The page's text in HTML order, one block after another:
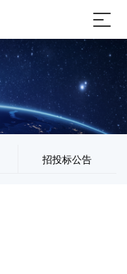
招投标公告